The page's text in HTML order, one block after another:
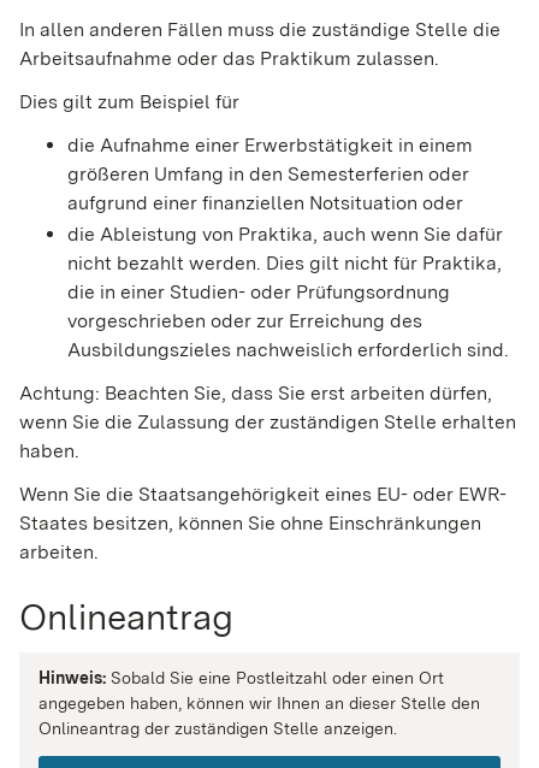
In allen anderen Fällen muss die zuständige Stelle die
Arbeitsaufnahme oder das Praktikum zulassen.
Dies gilt zum Beispiel für
die Aufnahme einer Erwerbstätigkeit in einem
größeren Umfang in den Semesterferien oder
aufgrund einer finanziellen Notsituation oder
die Ableistung von Praktika, auch wenn Sie dafür
nicht bezahlt werden. Dies gilt nicht für Praktika,
die in einer Studien- oder Prüfungsordnung
vorgeschrieben oder zur Erreichung des
Ausbildungszieles nachweislich erforderlich sind.
Achtung: Beachten Sie, dass Sie erst arbeiten dürfen,
wenn Sie die Zulassung der zuständigen Stelle erhalten
haben.
Wenn Sie die Staatsangehörigkeit eines EU- oder EWR-
Staates besitzen, können Sie ohne Einschränkungen
arbeiten.
Onlineantrag
Hinweis: Sobald Sie eine Postleitzahl oder einen Ort
angegeben haben, können wir Ihnen an dieser Stelle den
Onlineantrag der zuständigen Stelle anzeigen.